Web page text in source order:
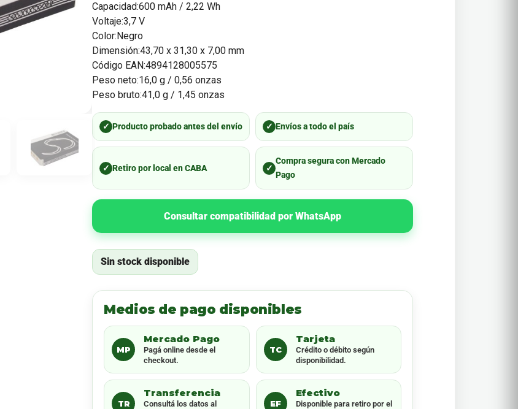
Capacidad:600 mAh / 2,22 Wh
Voltaje:3,7 V
Color:Negro
Dimensión:43,70 x 31,30 x 7,00 mm
Código EAN:4894128005575
Peso neto:16,0 g / 0,56 onzas
Peso bruto:41,0 g / 1,45 onzas
✓ Producto probado antes del envío ✓ Envíos a todo el país
✓ Retiro por local en CABA ✓
Compra segura con Mercado
Pago
Consultar compatibilidad por WhatsApp
Sin stock disponible
Medios de pago disponibles
MP
Mercado Pago
Pagá online desde el
checkout.
TC
Tarjeta
Crédito o débito según
disponibilidad.
TR
Transferencia
Consultá los datos al
EF
Efectivo
Disponible para retiro por el